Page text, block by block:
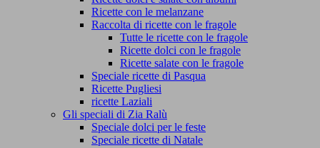
Ricette con le melanzane
Raccolta di ricette con le fragole
Tutte le ricette con le fragole
Ricette dolci con le fragole
Ricette salate con le fragole
Speciale ricette di Pasqua
Ricette Pugliesi
ricette Laziali
Gli speciali di Zia Ralù
Speciale dolci per le feste
Speciale ricette di Natale